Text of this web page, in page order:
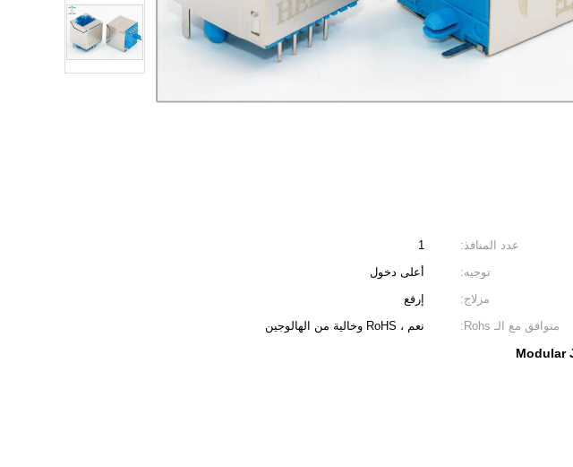
عدد المنافذ:
1
توجيه:
أعلى دخول
مزلاج:
إرفع
متوافق مع الـ Rohs:
نعم ، RoHS وخالية من الهالوجين